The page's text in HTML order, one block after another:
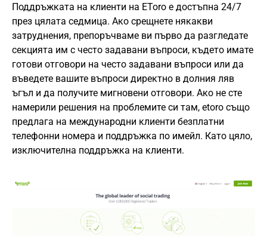
Поддръжката на клиенти на EToro е достъпна 24/7
през цялата седмица. Ако срещнете някакви
затруднения, препоръчваме ви първо да разгледате
секцията им с често задавани въпроси, където имате
готови отговори на често задавани въпроси или да
въведете вашите въпроси директно в долния ляв
ъгъл и да получите мигновени отговори. Ако не сте
намерили решения на проблемите си там, etoro също
предлага на международни клиенти безплатни
телефонни номера и поддръжка по имейл. Като цяло,
изключителна поддръжка на клиенти.